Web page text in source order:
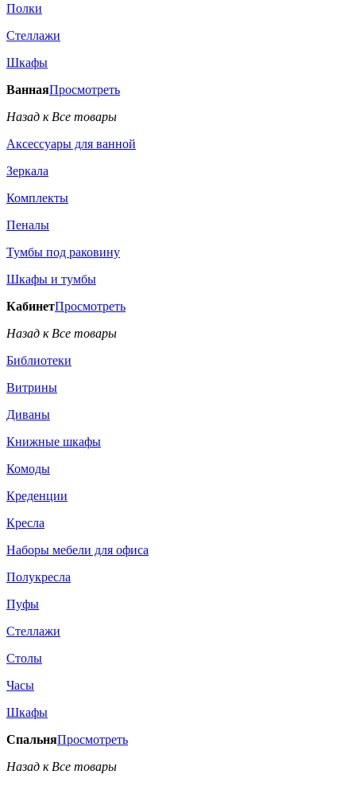
Полки
Стеллажи
Шкафы
ВаннаяПросмотреть
Назад к Все товары
Аксессуары для ванной
Зеркала
Комплекты
Пеналы
Тумбы под раковину
Шкафы и тумбы
КабинетПросмотреть
Назад к Все товары
Библиотеки
Витрины
Диваны
Книжные шкафы
Комоды
Креденции
Кресла
Наборы мебели для офиса
Полукресла
Пуфы
Стеллажи
Столы
Часы
Шкафы
СпальняПросмотреть
Назад к Все товары